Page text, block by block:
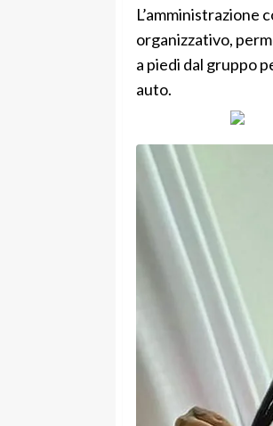
organizzativo,
a piedi dal gruppo
auto.